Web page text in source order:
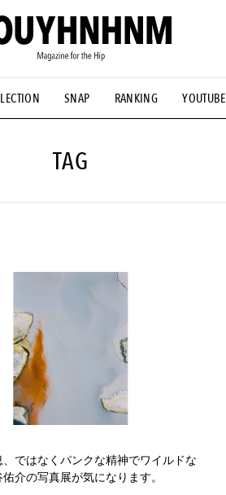
SNAP RANKING YOUTUBE
#NEW VINTAGE #マイナーグッド図鑑
#ととけん #FASHION #MUSIC
TAG
ではなくパンクな精神でワイルドな
介の写真展が気になります。